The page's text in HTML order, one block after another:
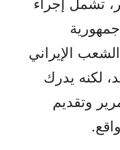
تشمل إجراء
الإيراني
لكنه يدرك
وتقديم